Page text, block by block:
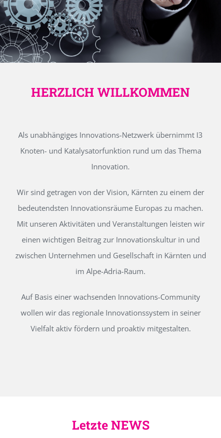
HERZLICH WILLKOMMEN
Als unabhängiges Innovations-Netzwerk übernimmt I3
Knoten- und Katalysatorfunktion rund um das Thema
Innovation.
Wir sind getragen von der Vision, Kärnten zu einem der
bedeutendsten Innovationsräume Europas zu machen.
Mit unseren Aktivitäten und Veranstaltungen leisten wir
einen wichtigen Beitrag zur Innovationskultur in und
zwischen Unternehmen und Gesellschaft in Kärnten und
im Alpe-Adria-Raum.
Auf Basis einer wachsenden Innovations-Community
wollen wir das regionale Innovationssystem in seiner
Vielfalt aktiv fördern und proaktiv mitgestalten.
Letzte NEWS